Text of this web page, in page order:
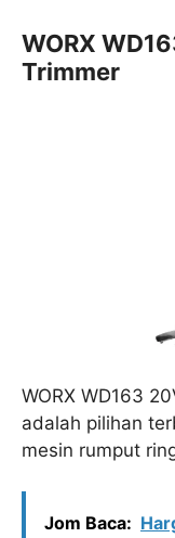
WORX
Trimmer
WORX WD163
adalah pilihan
mesin rumput
Jom Baca: